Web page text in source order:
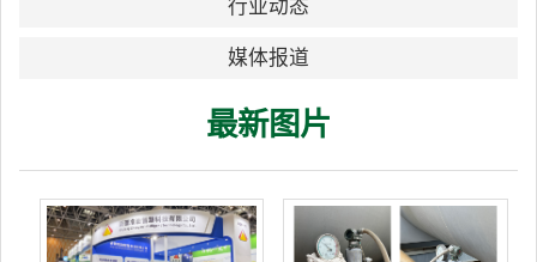
行业动态
媒体报道
最新图片